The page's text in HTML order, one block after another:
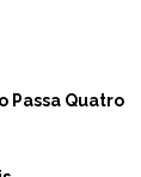
Passa Quatro